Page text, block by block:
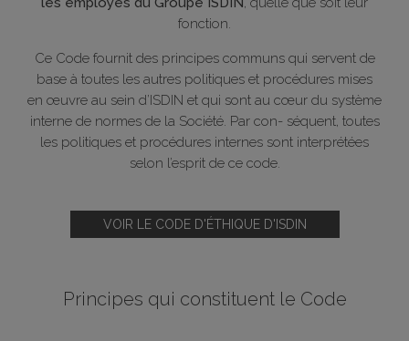
fonction.
Ce Code fournit des principes communs qui servent de
base à toutes les autres politiques et procédures mises
en œuvre au sein d’ISDIN et qui sont au cœur du système
interne de normes de la Société. Par con- séquent, toutes
les politiques et procédures internes sont interprétées
selon l’esprit de ce code.
VOIR LE CODE D'ÉTHIQUE D'ISDIN
Principes qui constituent le Code